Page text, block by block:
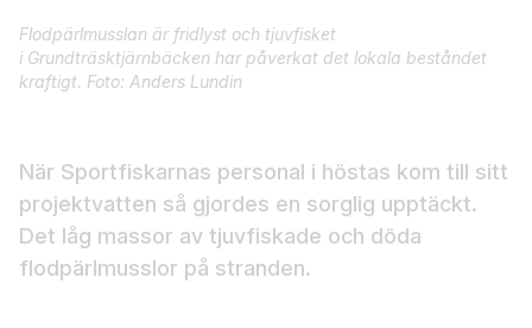
Flodpärlmusslan är fridlyst och tjuvfisket
i Grundträsktjärnbäcken har påverkat det lokala beståndet
kraftigt. Foto: Anders Lundin
När Sportfiskarnas personal i höstas kom till sitt
projektvatten så gjordes en sorglig upptäckt.
Det låg massor av tjuvfiskade och döda
flodpärlmusslor på stranden.